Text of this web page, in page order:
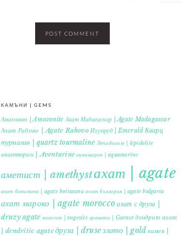
КАМЪНИ | GEMS
Амазонит | Amazonite Ахат Мадагаскар | Agate Madagascar
Ахат Рабово | Agate Rabovo Изумруд | Emerald Кварц
турмалин | quartz tourmaline Лепидолит | lepidolite
авантюрин | Aventurine аквамарин | aquamarine
аметист | amethystахат | agate
ахат ботсвана | agate botswana ахат българия | agate bulgaria
ахат мароко | agate moroccoахат с друза |
druzy agate вогесит | vogesite гранати | Garnet дендрит ахат
| dendritic agateдруза | druseзлато | gold камея |